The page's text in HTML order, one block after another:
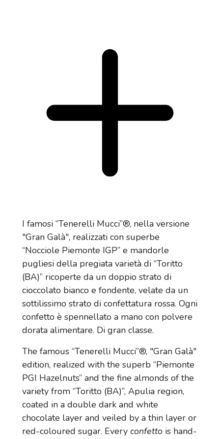
I famosi “Tenerelli Mucci”®, nella versione
"Gran Galà", realizzati con superbe
“Nocciole Piemonte IGP” e mandorle
pugliesi della pregiata varietà di “Toritto
(BA)” ricoperte da un doppio strato di
cioccolato bianco e fondente, velate da un
sottilissimo strato di confettatura rossa. Ogni
confetto è spennellato a mano con polvere
dorata alimentare. Di gran classe.
The famous “Tenerelli Mucci”®, "Gran Galà"
edition, realized with the superb “Piemonte
PGI Hazelnuts” and the fine almonds of the
variety from “Toritto (BA)”, Apulia region,
coated in a double dark and white
chocolate layer and veiled by a thin layer or
red-coloured sugar. Every confetto is hand-